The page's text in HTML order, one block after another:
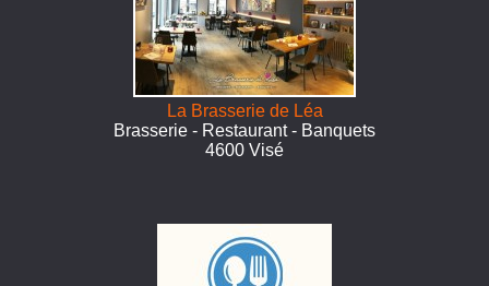
La Brasserie de Léa
Brasserie - Restaurant - Banquets
4600 Visé